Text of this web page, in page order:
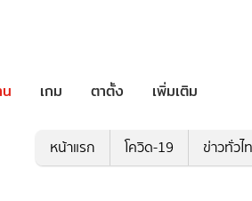
เกม ตาตั้ง เพิ่มเติม
หน้าแรก โควิด-19 ข่าวทั่วไ